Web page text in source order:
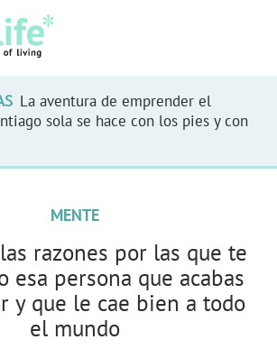
La aventura de emprender el
sola se hace con los pies y con
MENTE
razones por las que te
esa persona que acabas
y que le cae bien a todo
el mundo